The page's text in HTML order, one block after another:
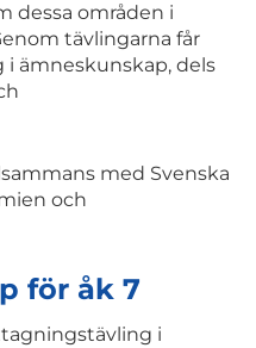
dessa områden i
tävlingarna får
i ämneskunskap, dels
med Svenska
och
för åk 7
i